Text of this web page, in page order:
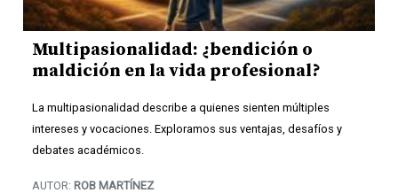
Multipasionalidad: ¿bendición o
maldición en la vida profesional?
La multipasionalidad describe a quienes sienten múltiples
intereses y vocaciones. Exploramos sus ventajas, desafíos y
debates académicos.
AUTOR: ROB MARTÍNEZ